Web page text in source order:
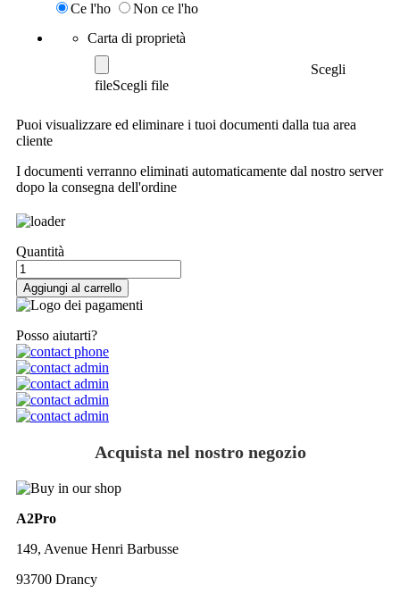
Ce l'ho
Non ce l'ho
Carta di proprietà
Scegli
file
Puoi visualizzare ed eliminare i tuoi documenti dalla tua area
cliente
I documenti verranno eliminati automaticamente dal nostro server
dopo la consegna dell'ordine
Quantità
Aggiungi al carrello
Posso aiutarti?
Acquista nel nostro negozio
A2Pro
149, Avenue Henri Barbusse
93700 Drancy